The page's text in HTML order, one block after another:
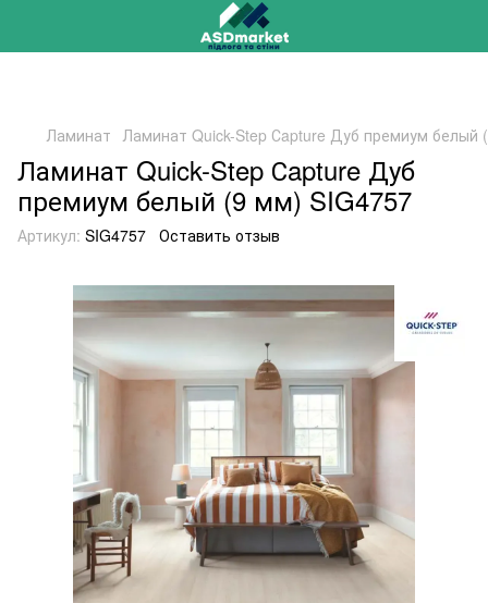
Ламинат Ламинат Quick-Step Сapture Дуб премиум белый
Ламинат Quick-Step Сapture Дуб
премиум белый (9 мм) SIG4757
Артикул: SIG4757 Оставить отзыв